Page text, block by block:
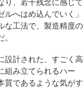
り、若干残念に感じて
へはめ込んでいく」
な工法で、製造精度の
設計された、すごく高
組み立てられるハー
質であるような気がす